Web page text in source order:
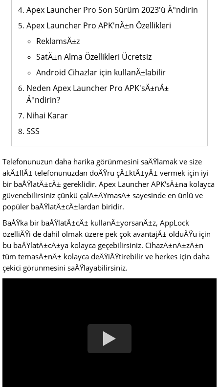
Apex Launcher Pro Son Sürüm 2023'ü Ä°ndirin
Apex Launcher Pro APK'nÄ±n Özellikleri
ReklamsÄ±z
SatÄ±n Alma Özellikleri Ücretsiz
Android Cihazlar için kullanÄ±labilir
Neden Apex Launcher Pro APK'sÄ±nÄ±
Ä°ndirin?
Nihai Karar
SSS
Telefonunuzun daha harika görünmesini saÄŸlamak ve size
akÄ±llÄ± telefonunuzdan doÄŸru çÄ±ktÄ±yÄ± vermek için iyi
bir baÅŸlatÄ±cÄ± gereklidir. Apex Launcher APK'sÄ±na kolayca
güvenebilirsiniz çünkü çalÄ±ÅŸmasÄ± sayesinde en ünlü ve
popüler baÅŸlatÄ±cÄ±lardan biridir.
BaÅŸka bir baÅŸlatÄ±cÄ± kullanÄ±yorsanÄ±z, AppLock
özelliÄŸi de dahil olmak üzere pek çok avantajÄ± olduÄŸu için
bu baÅŸlatÄ±cÄ±ya kolayca geçebilirsiniz. CihazÄ±nÄ±zÄ±n
tüm temasÄ±nÄ± kolayca deÄŸiÅŸtirebilir ve herkes için daha
çekici görünmesini saÄŸlayabilirsiniz.